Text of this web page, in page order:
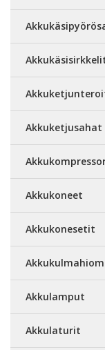
Akkuketjusahat
Akkukoneet
Akkukonesetit
Akkulamput
Akkulaturit